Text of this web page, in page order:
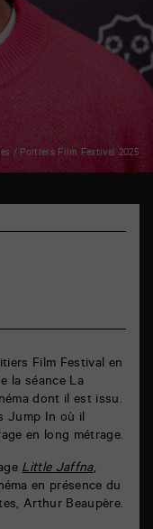
/ Poitiers Film Festival 2025
Film Festival en
la séance La
dont il est issu.
Jump In où il
en long métrage.
Little Jaffna,
en présence du
Arthur Beaupère.